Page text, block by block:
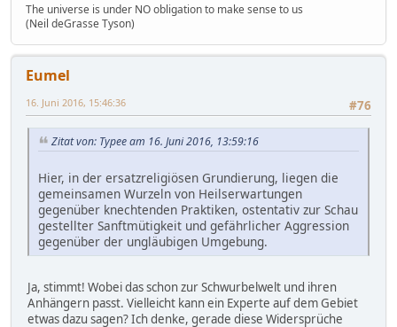
The universe is under NO obligation to make sense to us
(Neil deGrasse Tyson)
Eumel
#76
16. Juni 2016, 15:46:36
Zitat von: Typee am 16. Juni 2016, 13:59:16
Hier, in der ersatzreligiösen Grundierung, liegen die
gemeinsamen Wurzeln von Heilserwartungen
gegenüber knechtenden Praktiken, ostentativ zur Schau
gestellter Sanftmütigkeit und gefährlicher Aggression
gegenüber der ungläubigen Umgebung.
Ja, stimmt! Wobei das schon zur Schwurbelwelt und ihren
Anhängern passt. Vielleicht kann ein Experte auf dem Gebiet
etwas dazu sagen? Ich denke, gerade diese Widersprüche